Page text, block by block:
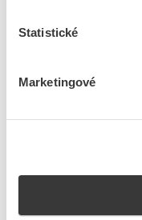
Statistické
Marketingové